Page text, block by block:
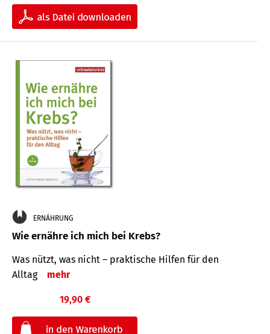
ERNÄHRUNG
Wie ernähre ich mich bei Krebs?
Was nützt, was nicht – praktische Hilfen für den
Alltag
mehr
19,90 €